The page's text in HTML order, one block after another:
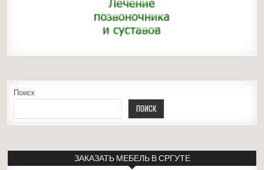
Поиск
ПОИСК
ЗАКАЗАТЬ МЕБЕЛЬ В СРГУТЕ